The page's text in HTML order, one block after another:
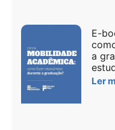
E-
a
Ler